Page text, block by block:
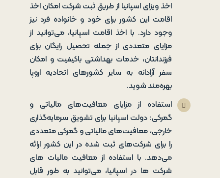
اخذ ویزای اسپانیا از طریق ثبت شرکت امکان اخذ
اقامت این کشور برای خود و خانواده فرد نیز
وجود دارد. با اخذ اقامت اسپانیا، می‌توانید از
مزایای متعددی از جمله تحصیل رایگان برای
فرزندانتان، خدمات بهداشتی باکیفیت و امکان
سفر آزادانه به سایر کشورهای اتحادیه اروپا
بهره‌مند شوید.
استفاده از مزایای معافیت‌های مالیاتی و
گمرکی: دولت اسپانیا برای تشویق سرمایه‌گذاری
خارجی، معافیت‌های مالیاتی و گمرکی متعددی
را برای شرکت‌های ثبت شده در این کشور ارائه
می‌دهد. با استفاده از معافیت مالیات های
شرکت ها در اسپانیا، می‌توانید به طور قابل